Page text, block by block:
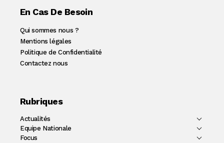
En Cas De Besoin
Qui sommes nous ?
Mentions légales
Politique de Confidentialité
Contactez nous
Rubriques
Actualités
Equipe Nationale
Focus